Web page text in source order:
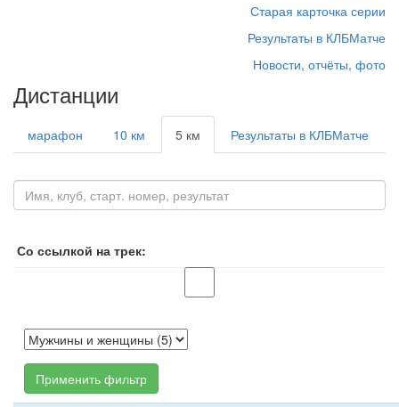
Старая карточка серии
Результаты в КЛБМатче
Новости, отчёты, фото
Дистанции
марафон 10 км 5 км Результаты в КЛБМатче
Со ссылкой на трек:
Применить фильтр